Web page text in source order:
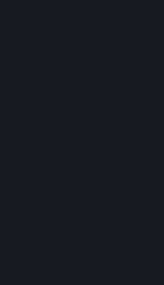
Възстановявания на сумата за
(Съдържание от Steam магазина,
софтуерно приложение, „Сваляемо
Сумата за сваляемото съдържание,
магазина, се възстановява в
покупката, и ако съответното
два часа, след транзакцията. Стига то
модифицирано или прехвърлено.
в някои случаи Steam няма да има
на възстановявания при някои
страни (например, ако то необратимо
персонаж). Тези изключения ще бъдат
невъзстановими на страницата им
Steam ще предлага възстановяване на
всякакви заглавия разработени от
рамките на четиридесет и осем часов
артикула да не е бил използван,
Другите разработчици ще имат
възстановявания за артикули в игрите
По време на покупката Steam ще Ви
разработчикът е решил да предлага
артикула в играта, който купувате. В
покупките в игри, които не са на